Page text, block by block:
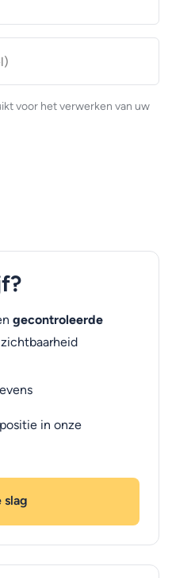
voor het verwerken van uw
gecontroleerde
in onze
slag